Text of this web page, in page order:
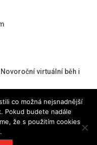
virtuální běh i
co možná nejsnadnější
Pokud budete nadále
že s použitím cookies